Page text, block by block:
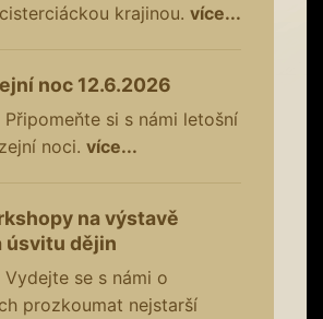
krajinou. více...
noc 12.6.2026
Připomeňte si s námi letošní
noci. více...
na výstavě
úsvitu dějin
Vydejte se s námi o
prozkoumat nejstarší